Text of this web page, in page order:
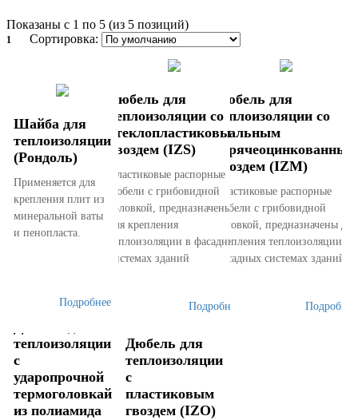
Показаны с 1 по 5 (из 5 позиций)
1 Сортировка:
Шайба для
теплоизоляции
(Рондоль)
Применяется для
крепления плит из
минеральной ваты
и пенопласта.
Подробнее
Дюбель для
теплоизоляции со
стеклопластиковым
гвоздем (IZS)
Пластиковые распорные
дюбели с грибовидной
головкой, предназначены
для крепления
теплоизоляции в фасадных
системах зданий
Подробнее
Дюбель для
теплоизоляции со
стальным
горячеоцинкованным
гвоздем (IZM)
Пластиковые распорные
дюбели с грибовидной
головкой, предназначены для
крепления теплоизоляции в
фасадных системах зданий
Подробнее
теплоизоляции
с
ударопрочной
термоголовкай
из полиамида
Дюбель для
теплоизоляции
с
пластиковым
гвоздем (IZO)